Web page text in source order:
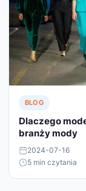
BLOG
Dlaczego
branży mody
2024-07-16
5 min czytania